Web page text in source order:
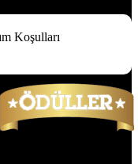
Koşulları